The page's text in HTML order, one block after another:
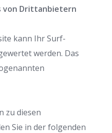
von Drittanbietern
kann Ihr Surf-
werden. Das
zu diesen
Sie in der folgenden